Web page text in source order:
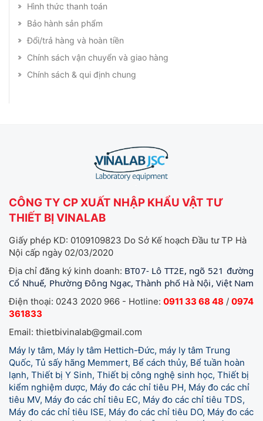
Hình thức thanh toán
Bảo hành sản phẩm
Đổi/trả hàng và hoàn tiền
Chính sách vận chuyển và giao hàng
Chính sách & qui định chung
CÔNG TY CP XUẤT NHẬP KHẨU VẬT TƯ
THIẾT BỊ VINALAB
Giấy phép KD: 0109109823 Do Sở Kế hoạch Đầu tư TP Hà
Nội cấp ngày 02/03/2020
Địa chỉ đăng ký kinh doanh: BT07- Lô TT2E, ngõ 521 đường
Cổ Nhuế, Phường Đông Ngạc, Thành phố Hà Nội, Việt Nam
Điện thoại: 0243 2020 966 - Hotline: 0911 33 68 48 / 0974
361833
Email: thietbivinalab@gmail.com
Máy ly tâm, Máy ly tâm Hettich-Đức, máy ly tâm Trung
Quốc, Tủ sấy hãng Memmert, Bể cách thủy, Bể tuần hoàn
lạnh, Thiết bị Y Sinh, Thiết bị công nghệ sinh học, Thiết bị
kiểm nghiệm dược, Máy đo các chỉ tiêu PH, Máy đo các chỉ
tiêu MV, Máy đo các chỉ tiêu EC, Máy đo các chỉ tiêu TDS,
Máy đo các chỉ tiêu ISE, Máy đo các chỉ tiêu DO, Máy đo các